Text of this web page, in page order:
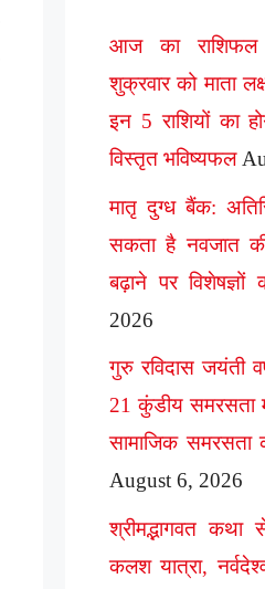
आज का
शुक्रवार को माता
इन 5 राशियों का
विस्तृत भविष्यफल
मातृ दुग्ध बैंक:
सकता है नवजात
बढ़ाने पर विशेषज्ञों
2026
गुरु रविदास जयंती
21 कुंडीय समरसता
सामाजिक समरसता
August 6, 2026
श्रीमद्भागवत
कलश यात्रा,